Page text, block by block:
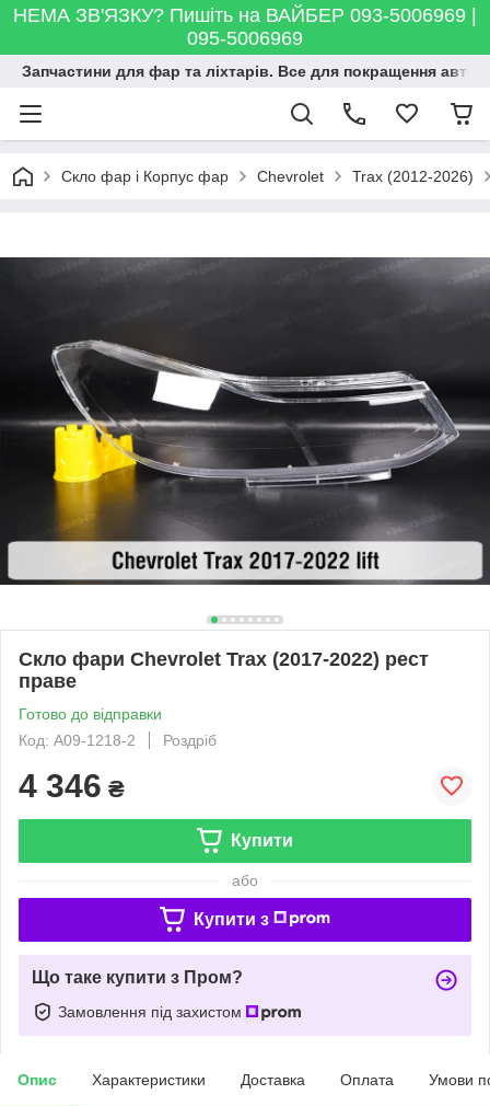
НЕМА ЗВ'ЯЗКУ? Пишіть на ВАЙБЕР 093-5006969 |
095-5006969
Запчастини для фар та ліхтарів. Все для покращення
Скло фар і Корпус фар Chevrolet Trax (2012-2026)
Скло фари Chevrolet Trax (2017-2022) рест
праве
Готово до відправки
Код: A09-1218-2
Роздріб
4 346 ₴
Купити
або
Купити з
Що таке купити з Пром?
Замовлення під захистом
Опис Характеристики Доставка Оплата Умови